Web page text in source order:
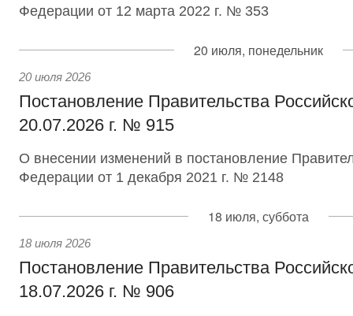
Федерации от 12 марта 2022 г. № 353
20 июля, понедельник
20 июля 2026
Постановление Правительства
20.07.2026 г. № 915
О внесении изменений в постановление
Федерации от 1 декабря 2021 г. № 2148
18 июля, суббота
18 июля 2026
Постановление Правительства
18.07.2026 г. № 906